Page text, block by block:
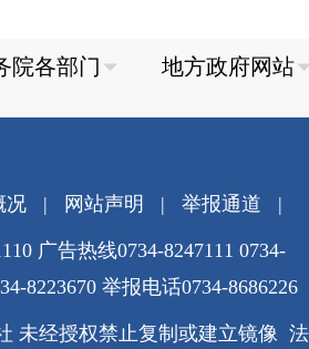
况| 网站声明 | 举报通道 |
广告热线0734-8247111 0734-
8223670 举报电话0734-8686226
未经授权禁止复制或建立镜像 法